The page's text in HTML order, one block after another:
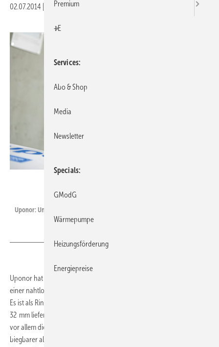
02.07.2014 Veröffentlicht in
Uponor: Uni Pipe Plus ermöglicht enge Biegeradien.
Uponor hat mit Uni Pipe Plus das erste Mehrschichtverbundrohr mit
einer nahtlos extrudierten Aluminiumschicht auf den Markt gebracht.
Es ist als Ring- und Stangenmaterial in den Nennweiten 16, 20, 25 und
32 mm lieferbar. Beide Varianten erhöhen durch ihre Eigenschaften
vor allem die Baustelleneffizienz. Das Ringmaterial ist flexibler und
biegbarer als herkömmliche Verbundrohre. Der bis zu 40 % engere
Premium
+E
Services
Abo & Shop
Media
Newsletter
Specials
GModG
Wärmepumpe
Heizungsförderung
Energiepreise